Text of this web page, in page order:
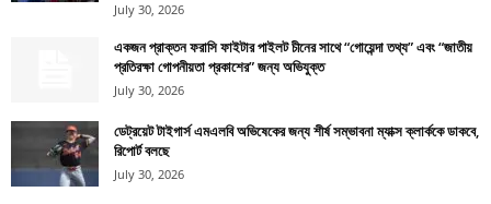
July 30, 2026
একজন প্রাক্তন ফরাসি ফাইটার পাইলট চীনের সাথে “গোয়েন্দা তথ্য” এবং “জাতীয়
প্রতিরক্ষা গোপনীয়তা প্রকাশের” জন্য অভিযুক্ত
July 30, 2026
ডেট্রয়েট টাইগার্স এমএলবি অভিষেকের জন্য শীর্ষ সম্ভাবনা ম্যাক্স ক্লার্ককে ডাকবে,
রিপোর্ট বলছে
July 30, 2026